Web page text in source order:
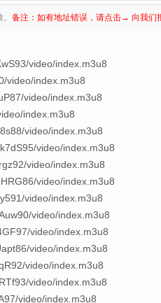
备注：如有地址错误，请点击→ 向我们
video/index.m3u8
video/index.m3u8
video/index.m3u8
index.m3u8
video/index.m3u8
video/index.m3u8
video/index.m3u8
video/index.m3u8
video/index.m3u8
video/index.m3u8
video/index.m3u8
video/index.m3u8
video/index.m3u8
video/index.m3u8
video/index.m3u8